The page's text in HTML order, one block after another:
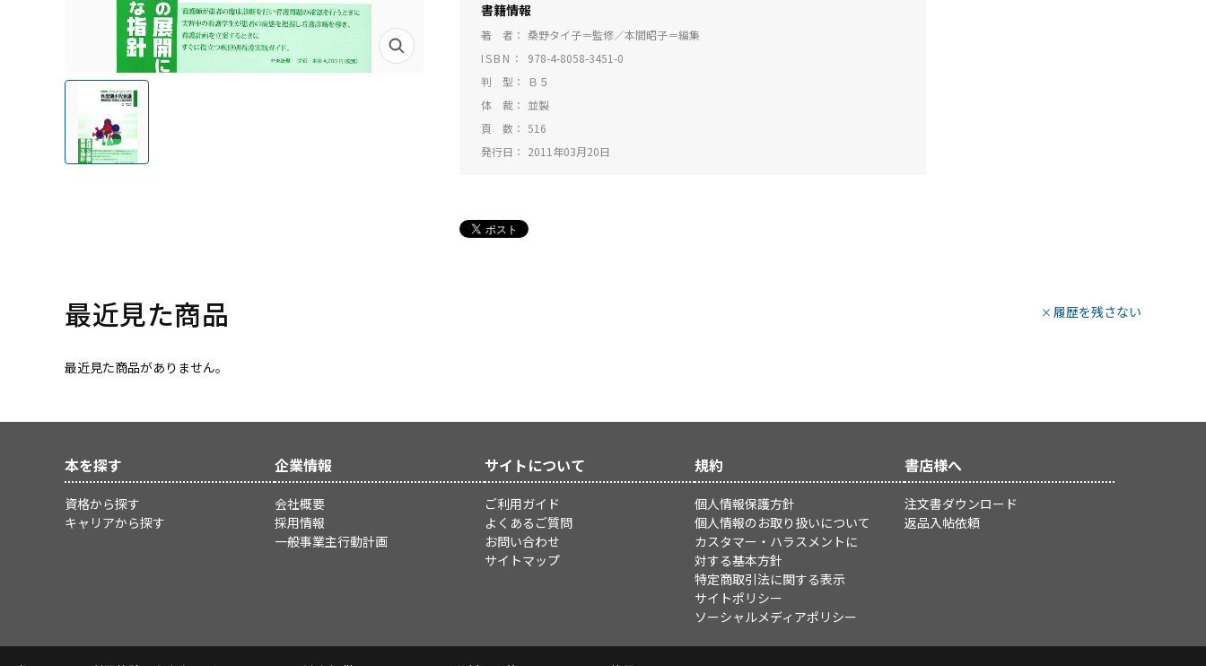
書籍情報
著 者
桑野タイ子＝監修／本間昭子＝編集
ISBN
978-4-8058-3451-0
判 型
Ｂ５
体 裁
並製
頁 数
516
発行日
2011年03月20日
最近見た商品
最近見た商品がありません。
履歴を残さない
本を探す
資格から探す
キャリアから探す
企業情報
会社概要
採用情報
一般事業主行動計画
サイトについて
ご利用ガイド
よくあるご質問
お問い合わせ
サイトマップ
規約
個人情報保護方針
個人情報のお取り扱いについて
カスタマー・ハラスメントに
対する基本方針
特定商取引法に関する表示
サイトポリシー
ソーシャルメディアポリシー
書店様へ
注文書ダウンロード
返品入帖依頼